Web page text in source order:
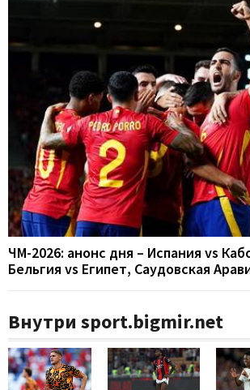
ЧМ-2026: анонс дня – Испания vs
Бельгия vs Египет, Саудовская
Внутри sport.bigmir.net